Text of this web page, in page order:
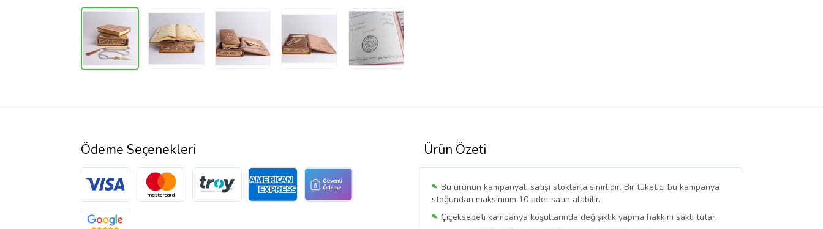
Ürün Özeti
Bu ürünün kampanyalı satışı stoklarla sınırlıdır. Bir tüketici bu kampanya
stoğundan maksimum 10 adet satın alabilir.
Çiçeksepeti kampanya koşullarında değişiklik yapma hakkını saklı tutar.
Ödeme Seçenekleri